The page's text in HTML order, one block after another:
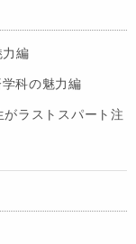
力編
科の魅力編
がラストスパート注